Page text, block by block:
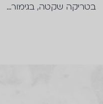
בטריקה שקטה, בגימור…